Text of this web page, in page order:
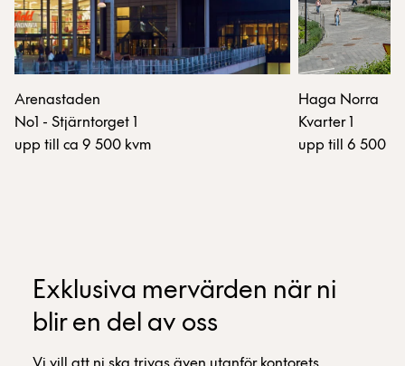
Arenastaden
No1 - Stjärntorget 1
upp till ca 9 500 kvm
Haga Norra
Kvarter 1
upp till 6 500
Exklusiva mervärden när ni
blir en del av oss